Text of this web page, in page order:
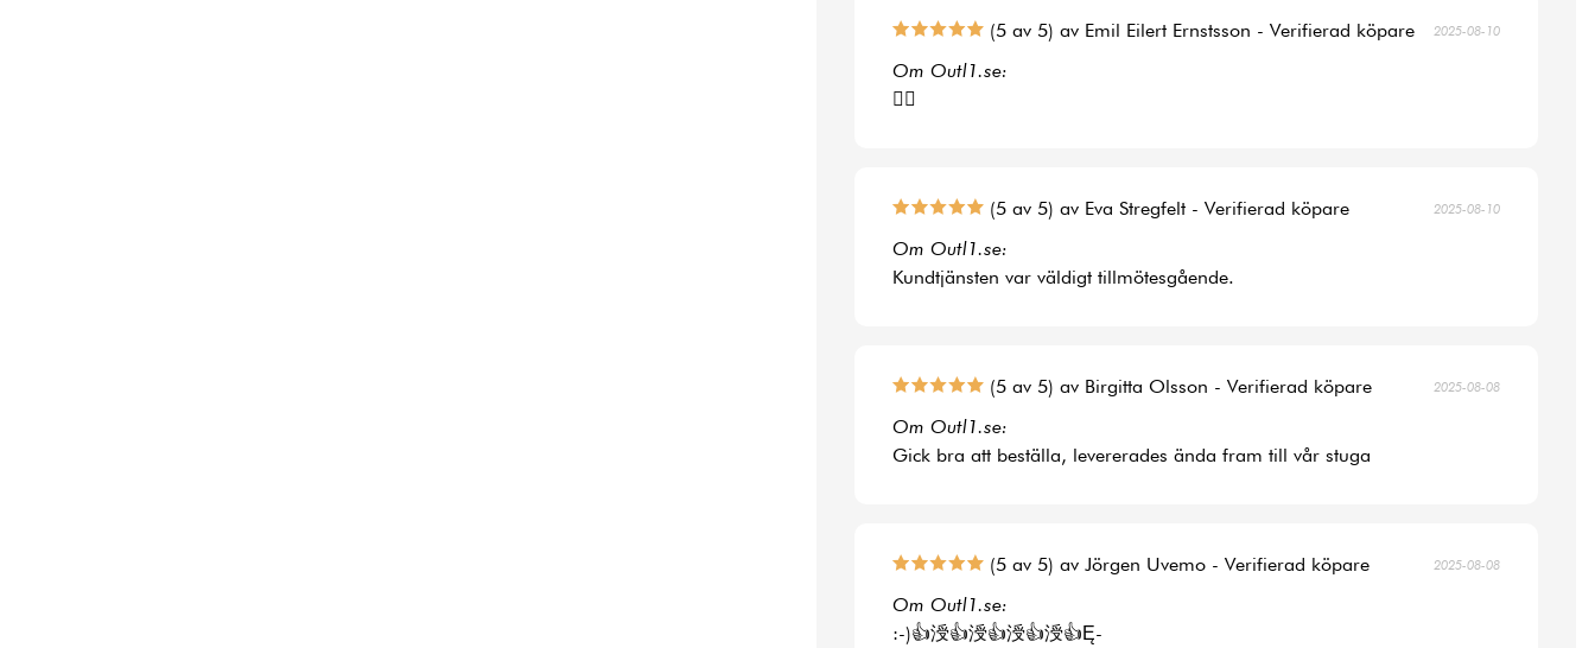
(5 av 5) av Emil Eilert Ernstsson - Verifierad köpare 2025-08-10
Om Outl1.se:
👍🏻
(5 av 5) av Eva Stregfelt - Verifierad köpare 2025-08-10
Om Outl1.se:
Kundtjänsten var väldigt tillmötesgående.
(5 av 5) av Birgitta Olsson - Verifierad köpare 2025-08-08
Om Outl1.se:
Gick bra att beställa, levererades ända fram till vår stuga
(5 av 5) av Jörgen Uvemo - Verifierad köpare 2025-08-08
Om Outl1.se:
:-)👍涭👍涭👍涭👍涭👍Ę-